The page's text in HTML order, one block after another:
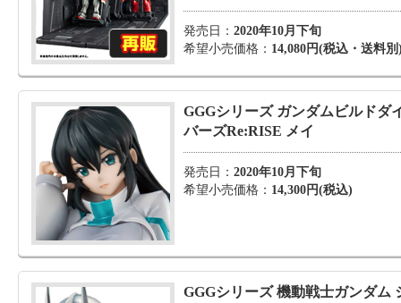
発売日： 2020年10月下旬
希望小売価格： 14,080円(税込・送料別
GGGシリーズ ガンダムビルドダ
バーズRe:RISE メイ
発売日： 2020年10月下旬
希望小売価格： 14,300円(税込)
GGGシリーズ 機動戦士ガンダム